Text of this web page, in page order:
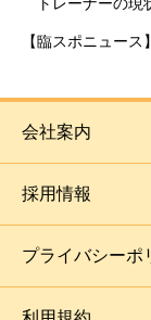
【臨スポニュース】
会社案内
採用情報
プライバシーポ